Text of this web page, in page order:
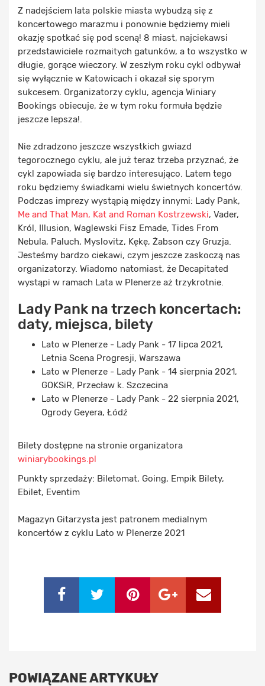
Z nadejściem lata polskie miasta wybudzą się z
koncertowego marazmu i ponownie będziemy mieli
okazję spotkać się pod sceną! 8 miast, najciekawsi
przedstawiciele rozmaitych gatunków, a to wszystko w
długie, gorące wieczory. W zeszłym roku cykl odbywał
się wyłącznie w Katowicach i okazał się sporym
sukcesem. Organizatorzy cyklu, agencja Winiary
Bookings obiecuje, że w tym roku formuła będzie
jeszcze lepsza!.
Nie zdradzono jeszcze wszystkich gwiazd
tegorocznego cyklu, ale już teraz trzeba przyznać, że
cykl zapowiada się bardzo interesująco. Latem tego
roku będziemy świadkami wielu świetnych koncertów.
Podczas imprezy wystąpią między innymi: Lady Pank,
Me and That Man, Kat and Roman Kostrzewski, Vader,
Król, Illusion, Waglewski Fisz Emade, Tides From
Nebula, Paluch, Myslovitz, Kękę, Żabson czy Gruzja.
Jesteśmy bardzo ciekawi, czym jeszcze zaskoczą nas
organizatorzy. Wiadomo natomiast, że Decapitated
wystąpi w ramach Lata w Plenerze aż trzykrotnie.
Lady Pank na trzech koncertach:
daty, miejsca, bilety
Lato w Plenerze - Lady Pank - 17 lipca 2021,
Letnia Scena Progresji, Warszawa
Lato w Plenerze - Lady Pank - 14 sierpnia 2021,
GOKSiR, Przecław k. Szczecina
Lato w Plenerze - Lady Pank - 22 sierpnia 2021,
Ogrody Geyera, Łódź
Bilety dostępne na stronie organizatora
winiarybookings.pl
Punkty sprzedaży: Biletomat, Going, Empik Bilety,
Ebilet, Eventim
Magazyn Gitarzysta jest patronem medialnym
koncertów z cyklu Lato w Plenerze 2021
POWIĄZANE ARTYKUŁY